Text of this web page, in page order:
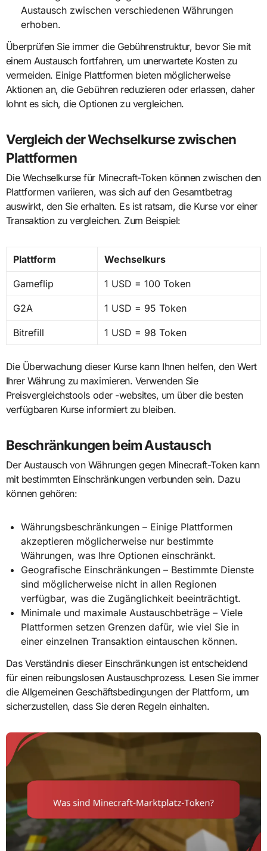
Austausch zwischen verschiedenen Währungen
erhoben.
Überprüfen Sie immer die Gebührenstruktur, bevor Sie mit
einem Austausch fortfahren, um unerwartete Kosten zu
vermeiden. Einige Plattformen bieten möglicherweise
Aktionen an, die Gebühren reduzieren oder erlassen, daher
lohnt es sich, die Optionen zu vergleichen.
Vergleich der Wechselkurse zwischen
Plattformen
Die Wechselkurse für Minecraft-Token können zwischen den
Plattformen variieren, was sich auf den Gesamtbetrag
auswirkt, den Sie erhalten. Es ist ratsam, die Kurse vor einer
Transaktion zu vergleichen. Zum Beispiel:
Plattform Wechselkurs
Gameflip 1 USD = 100 Token
G2A 1 USD = 95 Token
Bitrefill 1 USD = 98 Token
Die Überwachung dieser Kurse kann Ihnen helfen, den Wert
Ihrer Währung zu maximieren. Verwenden Sie
Preisvergleichstools oder -websites, um über die besten
verfügbaren Kurse informiert zu bleiben.
Beschränkungen beim Austausch
Der Austausch von Währungen gegen Minecraft-Token kann
mit bestimmten Einschränkungen verbunden sein. Dazu
können gehören:
Währungsbeschränkungen – Einige Plattformen
akzeptieren möglicherweise nur bestimmte
Währungen, was Ihre Optionen einschränkt.
Geografische Einschränkungen – Bestimmte Dienste
sind möglicherweise nicht in allen Regionen
verfügbar, was die Zugänglichkeit beeinträchtigt.
Minimale und maximale Austauschbeträge – Viele
Plattformen setzen Grenzen dafür, wie viel Sie in
einer einzelnen Transaktion eintauschen können.
Das Verständnis dieser Einschränkungen ist entscheidend
für einen reibungslosen Austauschprozess. Lesen Sie immer
die Allgemeinen Geschäftsbedingungen der Plattform, um
sicherzustellen, dass Sie deren Regeln einhalten.